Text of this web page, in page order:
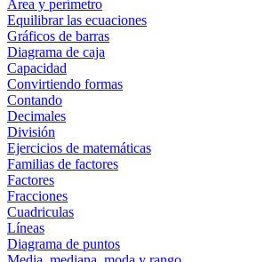
Área y perímetro
Equilibrar las ecuaciones
Gráficos de barras
Diagrama de caja
Capacidad
Convirtiendo formas
Contando
Decimales
División
Ejercicios de matemáticas
Familias de factores
Factores
Fracciones
Cuadriculas
Líneas
Diagrama de puntos